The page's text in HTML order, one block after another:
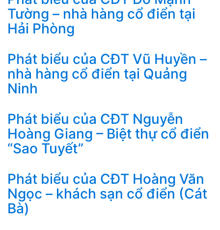
Tường – nhà hàng cổ điển tại
Hải Phòng
Phát biểu của CĐT Vũ Huyền –
nhà hàng cổ điển tại Quảng
Ninh
Phát biểu của CĐT Nguyễn
Hoàng Giang – Biệt thự cổ điển
“Sao Tuyết”
Phát biểu của CĐT Hoàng Văn
Ngọc – khách sạn cổ điển (Cát
Bà)